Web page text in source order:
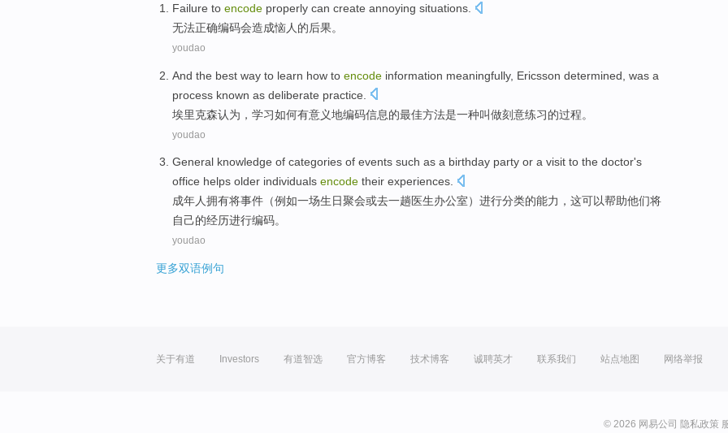
Failure to encode properly can create annoying situations
无法正确编码会造成恼人 的后果。
youdao
And the best way to learn how to encode information meaningfully, Ericsson determined, was a
process known as deliberate practice
埃里克森认为， 学习如何有意义地编码信息的最佳方法是一种叫做刻意练习的过程。
youdao
General knowledge of categories of events such as a birthday party or a visit to the doctor's
office helps older individuals encode their experiences.
成年人拥有将事件 （例如一场生日聚会或去一趟医生办公室）进行分类的能力，这可以帮助他们将
自己的经历进行编码。
youdao
更多双语例句
关于有道 Investors 有道智选 官方博客 技术博客 诚聘英才 联系我们 站点地图 网络举报
© 2026 网易公司 隐私政策